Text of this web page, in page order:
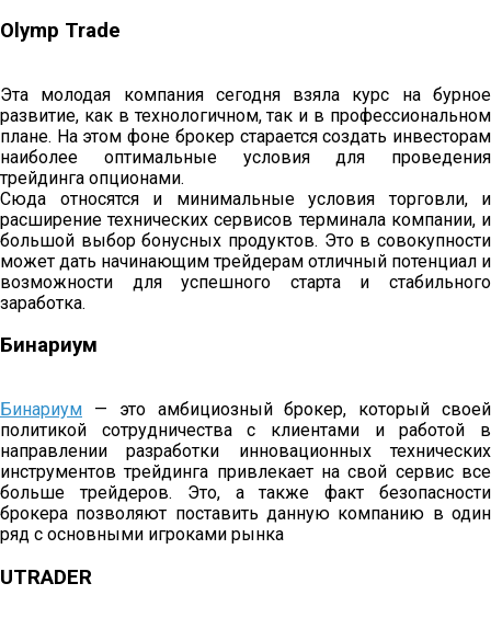
Olymp Trade
Эта молодая компания сегодня взяла курс на бурное
развитие, как в технологичном, так и в профессиональном
плане. На этом фоне брокер старается создать инвесторам
наиболее оптимальные условия для проведения
трейдинга опционами.
Сюда относятся и минимальные условия торговли, и
расширение технических сервисов терминала компании, и
большой выбор бонусных продуктов. Это в совокупности
может дать начинающим трейдерам отличный потенциал и
возможности для успешного старта и стабильного
заработка.
Бинариум
Бинариум — это амбициозный брокер, который своей
политикой сотрудничества с клиентами и работой в
направлении разработки инновационных технических
инструментов трейдинга привлекает на свой сервис все
больше трейдеров. Это, а также факт безопасности
брокера позволяют поставить данную компанию в один
ряд с основными игроками рынка
UTRADER